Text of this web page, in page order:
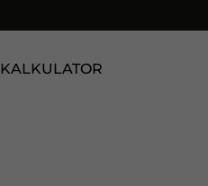
KALKULATOR